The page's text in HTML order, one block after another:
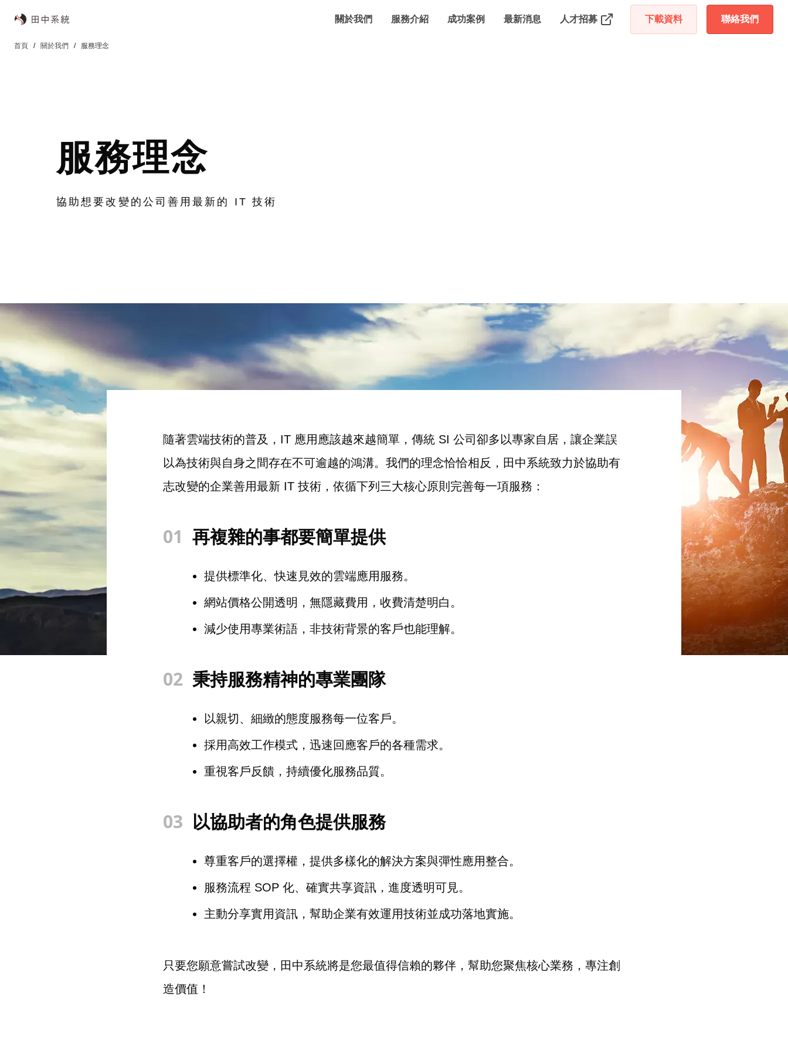
關於我們 服務介紹 成功案例 最新消息 人才招募 下載資料 聯絡我們
首頁 關於我們 服務理念
服務理念
協助想要改變的公司善用最新的 IT 技術
隨著雲端技術的普及，IT 應用應該越來越簡單，傳統 SI 公司卻多以專家自居，讓企業誤
以為技術與自身之間存在不可逾越的鴻溝。我們的理念恰恰相反，田中系統致力於協助有
志改變的企業善用最新 IT 技術，依循下列三大核心原則完善每一項服務：
01 再複雜的事都要簡單提供
提供標準化、快速見效的雲端應用服務。
網站價格公開透明，無隱藏費用，收費清楚明白。
減少使用專業術語，非技術背景的客戶也能理解。
02 秉持服務精神的專業團隊
以親切、細緻的態度服務每一位客戶。
採用高效工作模式，迅速回應客戶的各種需求。
重視客戶反饋，持續優化服務品質。
03 以協助者的角色提供服務
尊重客戶的選擇權，提供多樣化的解決方案與彈性應用整合。
服務流程 SOP 化、確實共享資訊，進度透明可見。
主動分享實用資訊，幫助企業有效運用技術並成功落地實施。
只要您願意嘗試改變，田中系統將是您最值得信賴的夥伴，幫助您聚焦核心業務，專注創
造價值！